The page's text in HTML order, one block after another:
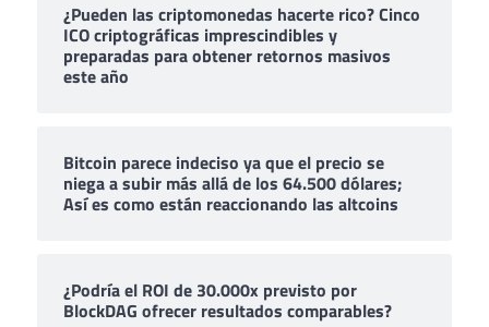
¿Pueden las criptomonedas hacerte rico? Cinco
ICO criptográficas imprescindibles y
preparadas para obtener retornos masivos
este año
Bitcoin parece indeciso ya que el precio se
niega a subir más allá de los 64.500 dólares;
Así es como están reaccionando las altcoins
¿Podría el ROI de 30.000x previsto por
BlockDAG ofrecer resultados comparables?